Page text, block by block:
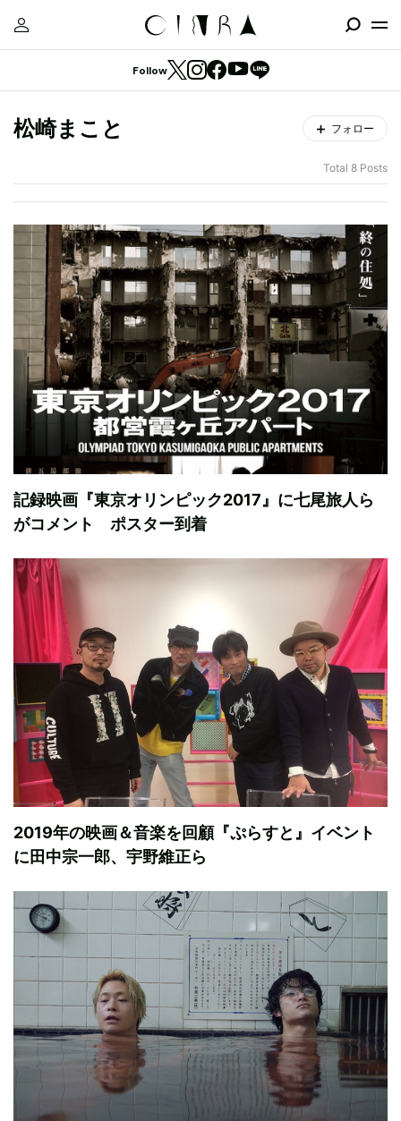
Follow
松崎まこと フォロー
Total 8 Posts
記録映画『東京オリンピック2017』に七尾旅人ら
がコメント ポスター到着
2019年の映画＆音楽を回顧『ぷらすと』イベント
に田中宗一郎、宇野維正ら